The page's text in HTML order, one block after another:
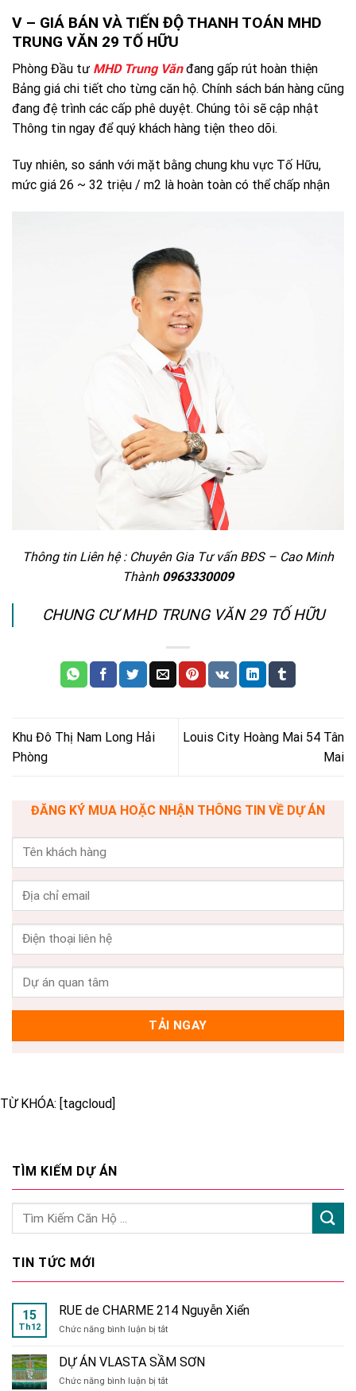
V – GIÁ BÁN VÀ TIẾN ĐỘ THANH TOÁN MHD
TRUNG VĂN 29 TỐ HỮU
Phòng Đầu tư MHD Trung Văn đang gấp rút hoàn thiện
Bảng giá chi tiết cho từng căn hộ. Chính sách bán hàng cũng
đang đệ trình các cấp phê duyệt. Chúng tôi sẽ cập nhật
Thông tin ngay để quý khách hàng tiện theo dõi.
Tuy nhiên, so sánh với mặt bằng chung khu vực Tố Hữu,
mức giá 26 ~ 32 triệu / m2 là hoàn toàn có thể chấp nhận
Thông tin Liên hệ : Chuyên Gia Tư vấn BĐS – Cao Minh
Thành 0963330009
CHUNG CƯ MHD TRUNG VĂN 29 TỐ HỮU
Khu Đô Thị Nam Long Hải
Phòng
Louis City Hoàng Mai 54 Tân
Mai
ĐĂNG KÝ MUA HOẶC NHẬN THÔNG TIN VỀ DỰ ÁN
TỪ KHÓA: [tagcloud]
TÌM KIẾM DỰ ÁN
TIN TỨC MỚI
15
Th12
RUE de CHARME 214 Nguyễn Xiển
Chức năng bình luận bị tắtở
de
CHARME
214
DỰ ÁN VLASTA SẦM SƠN
Chức năng bình luận bị tắtở